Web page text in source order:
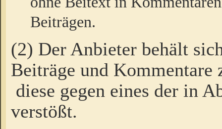
Beiträgen.
(2) Der Anbieter behält
Beiträge und Kommentare
diese gegen eines der in
verstößt.